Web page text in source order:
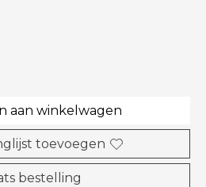
aan winkelwagen
toevoegen
bestelling